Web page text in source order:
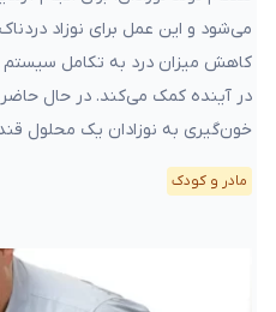
می‌شود و این عمل برای نوزاد
کاهش میزان درد به تکامل
در آینده کمک می‌کند. در حال
خون‌گیری به نوزادان یک محلول
مادر و کودک